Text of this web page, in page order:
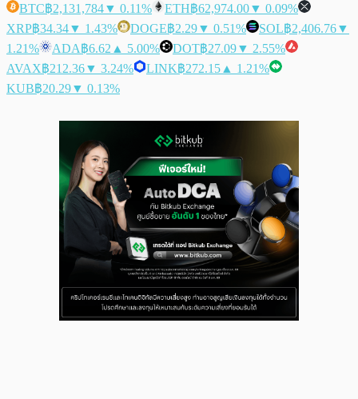
BTC฿2,131,784▼ 0.11% ETH฿62,974.00▼ 0.09%
XRP฿34.34▼ 1.43% DOGE฿2.29▼ 0.51% SOL฿2,406.76▼
1.21%
ADA฿6.62 ▲ 5.00% DOT฿27.09▼ 2.55%
AVAX฿212.36▼ 3.24% LINK฿272.15 ▲ 1.21%
KUB฿20.29▼ 0.13%